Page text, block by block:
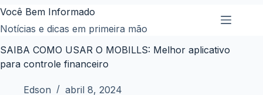
Pular
para
conteúdo
Você Bem Informado
Notícias e dicas em primeira mão
SAIBA COMO USAR O MOBILLS: Melhor aplicativo
para controle financeiro
Edson abril 8, 2024